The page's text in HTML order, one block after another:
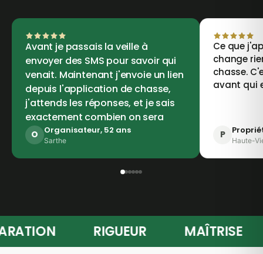
Avant je passais la veille à
envoyer des SMS pour savoir qui
venait. Maintenant j'envoie un lien
depuis l'application de chasse,
j'attends les réponses, et je sais
exactement combien on sera
O Organisateur, 52 ans
Sarthe
Ce que
change
chasse.
avant qui
P
Haute-
RIGUEUR MAÎTRISE